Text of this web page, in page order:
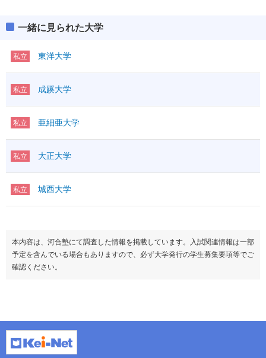
一緒に見られた大学
私立 東洋大学
私立 成蹊大学
私立 亜細亜大学
私立 大正大学
私立 城西大学
本内容は、河合塾にて調査した情報を掲載しています。入試関連情報は一部
予定を含んでいる場合もありますので、必ず大学発行の学生募集要項等でご
確認ください。